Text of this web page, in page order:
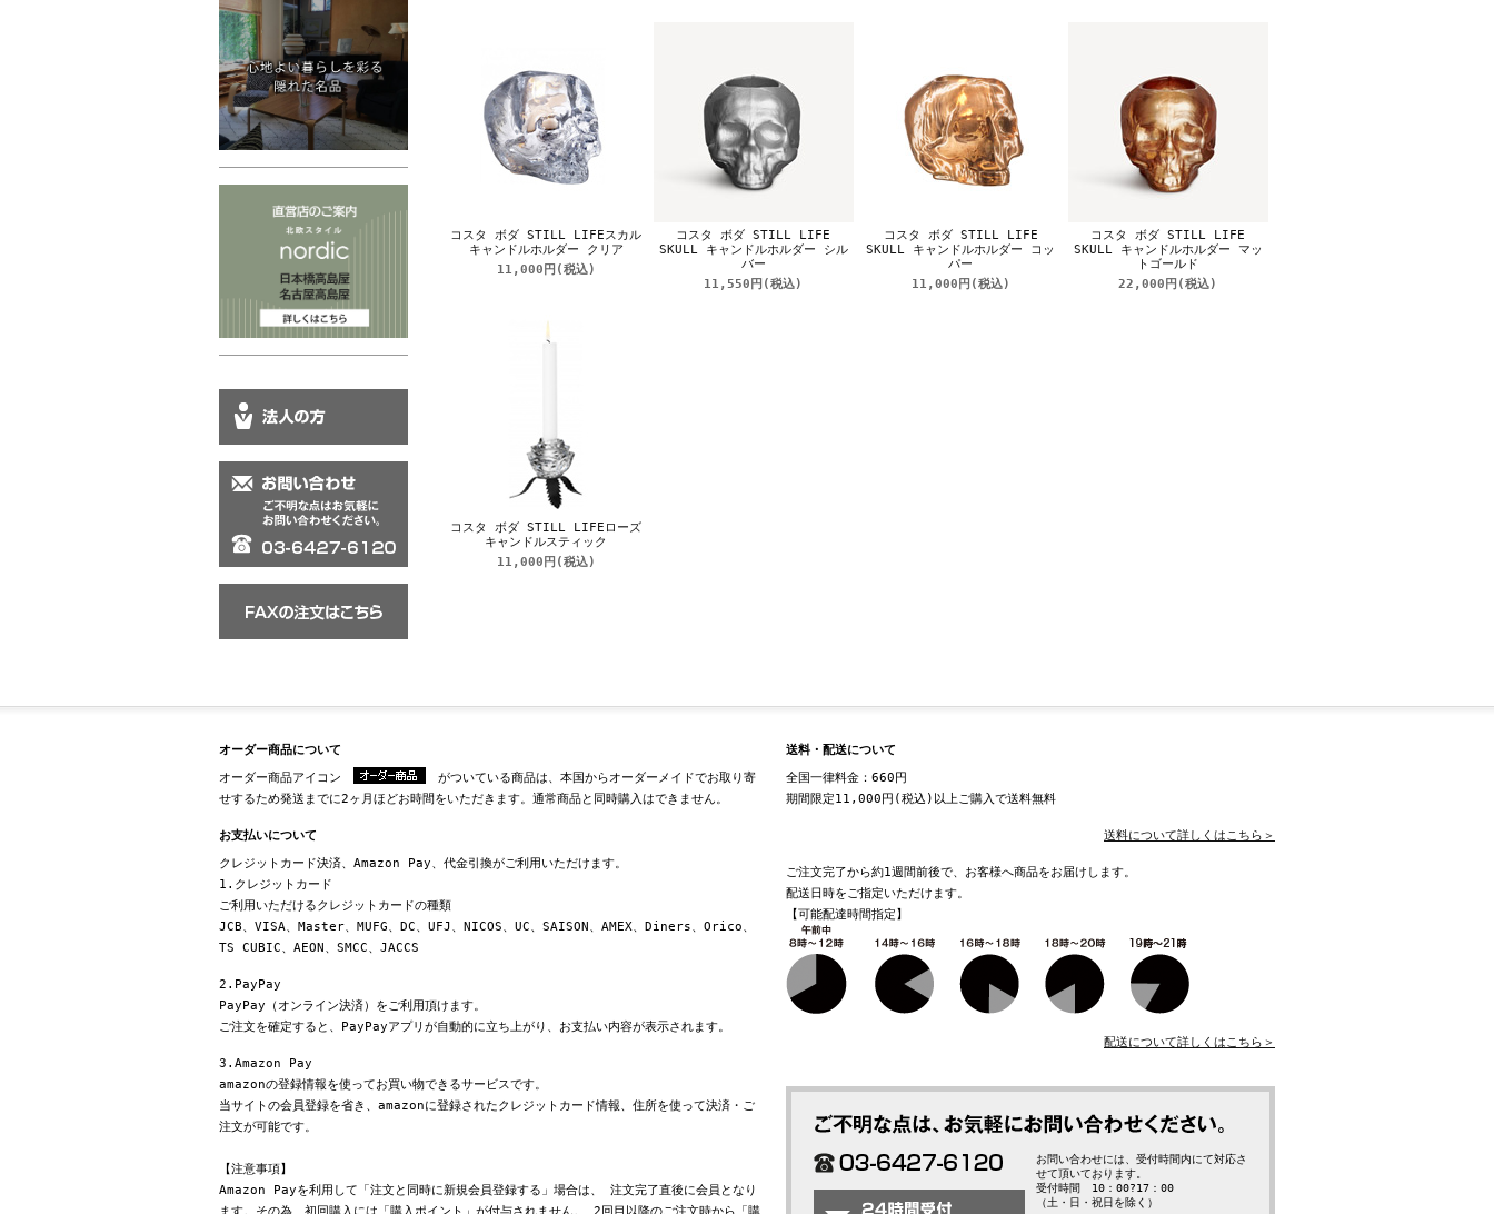
コスタ ボダ STILL LIFEスカル
キャンドルホルダー クリア
11,000円 (税込)
コスタ ボダ STILL LIFE
SKULL キャンドルホルダー シル
バー
11,550円 (税込)
コスタ ボダ STILL LIFE
SKULL キャンドルホルダー コッ
パー
11,000円 (税込)
コスタ ボダ STILL LIFE
SKULL キャンドルホルダー マッ
トゴールド
22,000円 (税込)
コスタ ボダ STILL LIFEローズ
キャンドルスティック
11,000円 (税込)
オーダー商品について
オーダー商品アイコン
がついている商品は、本国からオーダーメイドでお取り寄
せするため発送までに2ヶ月ほどお時間をいただきます。通常商品と同時購入はできません。
お支払いについて
クレジットカード決済、Amazon Pay、代金引換がご利用いただけます。
1.クレジットカード
ご利用いただけるクレジットカードの種類
JCB、VISA、Master、MUFG、DC、UFJ、NICOS、UC、SAISON、AMEX、Diners、Orico、
TS CUBIC、AEON、SMCC、JACCS
2.PayPay
PayPay（オンライン決済）をご利用頂けます。
ご注文を確定すると、PayPayアプリが自動的に立ち上がり、お支払い内容が表示されます。
3.Amazon Pay
amazonの登録情報を使ってお買い物できるサービスです。
当サイトの会員登録を省き、amazonに登録されたクレジットカード情報、住所を使って決済・ご
注文が可能です。
【注意事項】
Amazon Payを利用して「注文と同時に新規会員登録する」場合は、 注文完了直後に会員となり
送料・配送について
全国一律料金：660円
期間限定11,000円(税込)以上ご購入で送料無料
送料について詳しくはこちら＞
ご注文完了から約1週間前後で、お客様へ商品をお届けします。
配送日時をご指定いただけます。
【可能配達時間指定】
配送について詳しくはこちら＞
お問い合わせには、受付時間内にて対応さ
せて頂いております。
受付時間 10：00?17：00
（土・日・祝日を除く）